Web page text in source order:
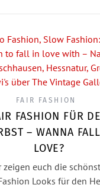
FAIR FASHION
FASHION FÜR
– WANNA
LOVE?
zeigen euch die
Looks für den